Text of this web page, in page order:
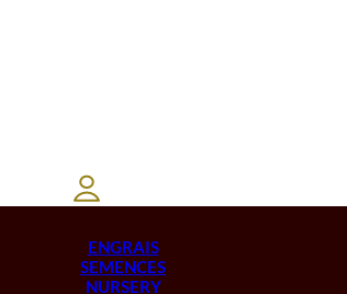
ENGRAIS
SEMENCES
NURSERY